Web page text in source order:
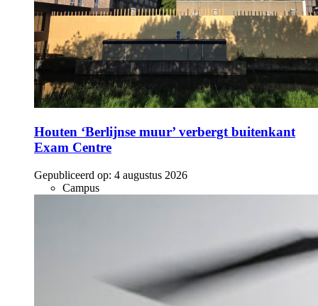
Houten ‘Berlijnse muur’ verbergt buitenkant
Exam Centre
Gepubliceerd op: 4 augustus 2026
Campus